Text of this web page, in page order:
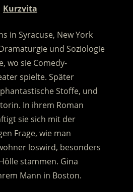
Kurzvita
in Syracuse, New York
und Soziologie
wo sie Comedy-
spielte. Später
Stoffe, und
In ihrem Roman
sie sich mit der
Frage, wie man
loswird, besonders
stammen. Gina
Mann in Boston.